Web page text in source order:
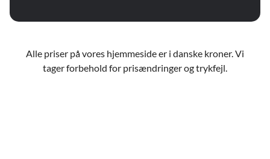
Alle priser på vores hjemmeside er i danske kroner. Vi
tager forbehold for prisændringer og trykfejl.